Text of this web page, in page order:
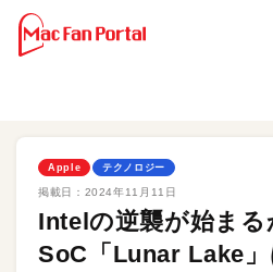
Apple テクノロジー
掲載日： 2024年11月11日
Intelの逆襲が始ま
SoC「Lunar Lake